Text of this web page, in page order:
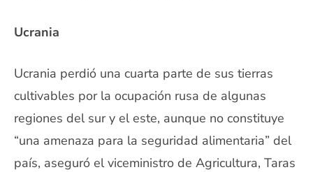
Ucrania
Ucrania perdió una cuarta parte de sus tierras
cultivables por la ocupación rusa de algunas
regiones del sur y el este, aunque no constituye
“una amenaza para la seguridad alimentaria” del
país, aseguró el viceministro de Agricultura, Taras